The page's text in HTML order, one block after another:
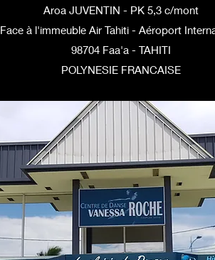
Aroa JUVENTIN - PK 5,3 c/mont
Face à l'immeuble Air Tahiti - Aéroport
98704 Faa'a - TAHITI
POLYNESIE FRANCAISE